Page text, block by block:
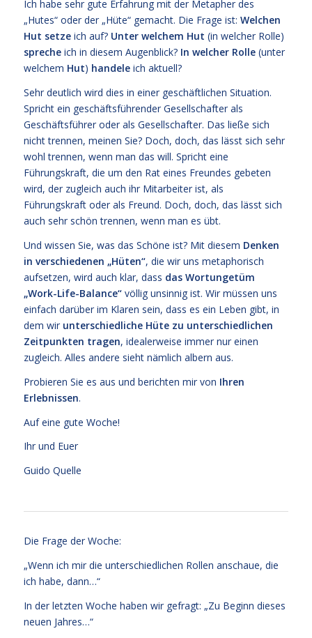
Ich habe sehr gute Erfahrung mit der Metapher des
„Hutes“ oder der „Hüte“ gemacht. Die Frage ist: Welchen
Hut setzeich auf? Unter welchem Hut (in welcher Rolle)
sprecheich in diesem Augenblick? In welcher Rolle(unter
welchem Hut) handeleich aktuell?
Sehr deutlich wird dies in einer geschäftlichen Situation.
Spricht ein geschäftsführender Gesellschafter als
Geschäftsführer oder als Gesellschafter. Das ließe sich
nicht trennen, meinen Sie? Doch, doch, das lässt sich sehr
wohl trennen, wenn man das will. Spricht eine
Führungskraft, die um den Rat eines Freundes gebeten
wird, der zugleich auch ihr Mitarbeiter ist, als
Führungskraft oder als Freund. Doch, doch, das lässt sich
auch sehr schön trennen, wenn man es übt.
Und wissen Sie, was das Schöne ist? Mit diesem Denken
in verschiedenen „Hüten“, die wir uns metaphorisch
aufsetzen, wird auch klar, dass das Wortungetüm
„Work-Life-Balance“völlig unsinnig ist. Wir müssen uns
einfach darüber im Klaren sein, dass es ein Leben gibt, in
dem wir unterschiedliche Hüte zu unterschiedlichen
Zeitpunkten tragen, idealerweise immer nur einen
zugleich. Alles andere sieht nämlich albern aus.
Probieren Sie es aus und berichten mir von Ihren
Erlebnissen.
Auf eine gute Woche!
Ihr und Euer
Guido Quelle
Die Frage der Woche:
„Wenn ich mir die unterschiedlichen Rollen anschaue, die
ich habe, dann…“
In der letzten Woche haben wir gefragt: „Zu Beginn dieses
neuen Jahres…“